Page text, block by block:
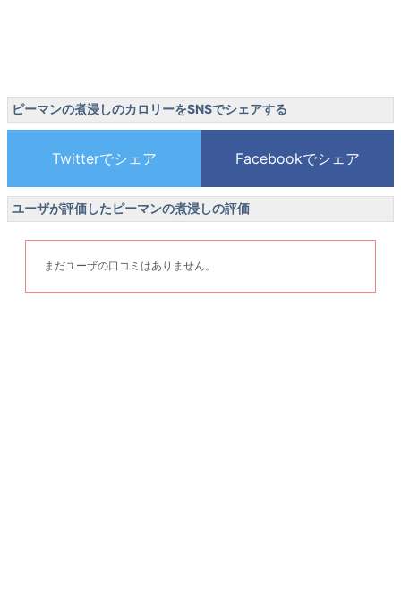
ピーマンの煮浸しのカロリーをSNSでシェアする
ユーザが評価したピーマンの煮浸しの評価
まだユーザの口コミはありません。